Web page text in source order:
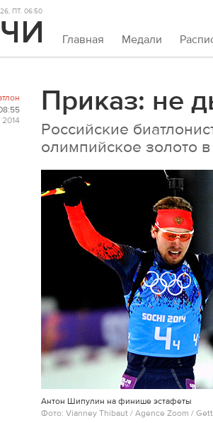
в ходе церемонии
заплакал. По хоккею.
(символическая
турнира) на пути из
ПТ. 06:50
Главная Медали
Приказ: не
Российские
олимпийское золото
Антон Шипулин на финише эстафеты
Фото: Vianney Thibaut / Agence Zoom /